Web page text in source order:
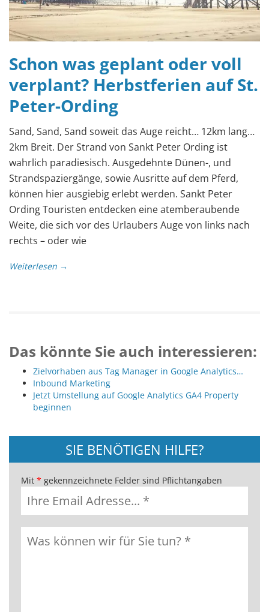
Schon was geplant oder voll
verplant? Herbstferien auf St.
Peter-Ording
Sand, Sand, Sand soweit das Auge reicht… 12km lang…
2km Breit. Der Strand von Sankt Peter Ording ist
wahrlich paradiesisch. Ausgedehnte Dünen-, und
Strandspaziergänge, sowie Ausritte auf dem Pferd,
können hier ausgiebig erlebt werden. Sankt Peter
Ording Touristen entdecken eine atemberaubende
Weite, die sich vor des Urlaubers Auge von links nach
rechts – oder wie
Weiterlesen →
Das könnte Sie auch interessieren:
Zielvorhaben aus Tag Manager in Google Analytics…
Inbound Marketing
Jetzt Umstellung auf Google Analytics GA4 Property
beginnen
SIE BENÖTIGEN HILFE?
Mit * gekennzeichnete Felder sind Pflichtangaben